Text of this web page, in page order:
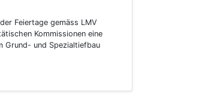
Feiertage gemäss LMV
Kommissionen eine
Grund- und Spezialtiefbau